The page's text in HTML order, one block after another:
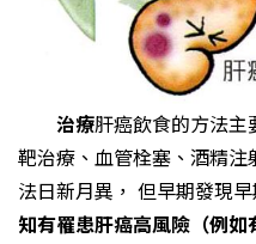
治療肝癌飲食的方法
靶治療、血管栓塞、酒精
法日新月異， 但早期發現
知有罹患肝癌高風險（例